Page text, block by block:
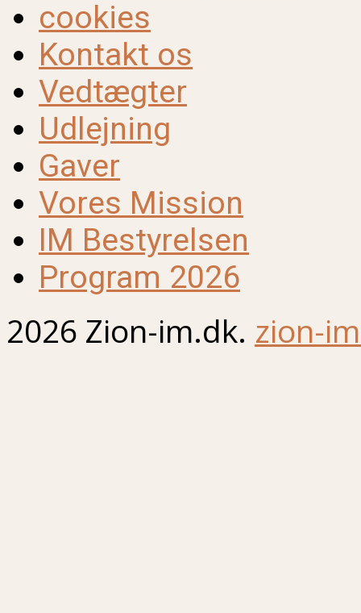
cookies
Kontakt os
Vedtægter
Udlejning
Gaver
Vores Mission
IM Bestyrelsen
Program 2026
2026 Zion-im.dk. zion-